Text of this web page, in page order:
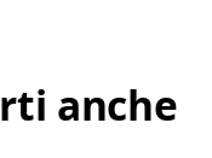
anche